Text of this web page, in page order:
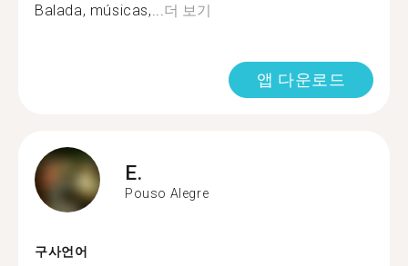
Balada, músicas,... 더 보기
앱 다운로드
E.
Pouso Alegre
구사언어